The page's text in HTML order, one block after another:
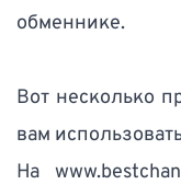
обменнике.
Вот несколько
вам
На